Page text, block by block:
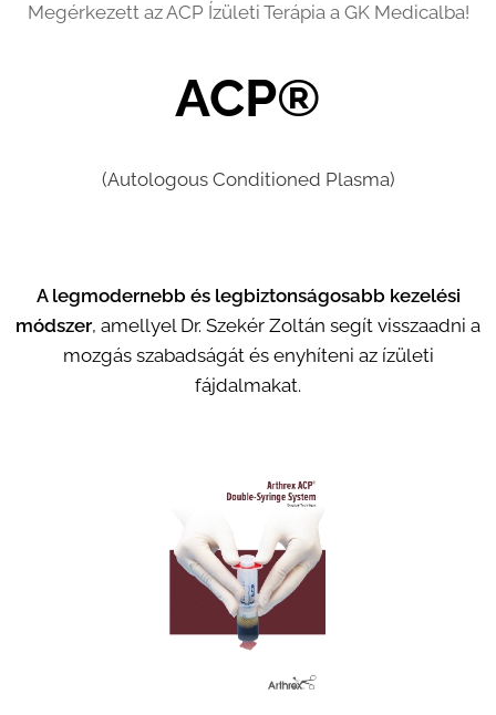
Megérkezett az ACP Ízületi Terápia a GK Medicalba!
ACP®
(Autologous Conditioned Plasma)
A legmodernebb és legbiztonságosabb kezelési
módszer, amellyel Dr. Szekér Zoltán segít visszaadni a
mozgás szabadságát és enyhíteni az ízületi
fájdalmakat.